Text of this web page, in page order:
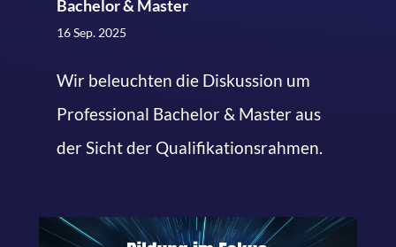
Bachelor & Master
16 Sep. 2025
Wir beleuchten die Diskussion um
Professional Bachelor & Master aus
der Sicht der Qualifikationsrahmen.